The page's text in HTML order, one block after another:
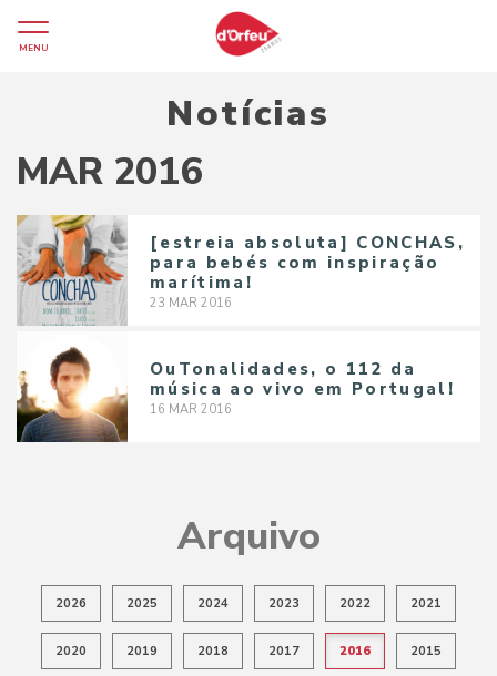
MENU
Notícias
MAR 2016
[estreia absoluta] CONCHAS,
para bebés com inspiração
marítima!
23 MAR 2016
OuTonalidades, o 112 da
música ao vivo em Portugal!
16 MAR 2016
Arquivo
2026 2025 2024 2023 2022 2021
2020 2019 2018 2017 2016 2015